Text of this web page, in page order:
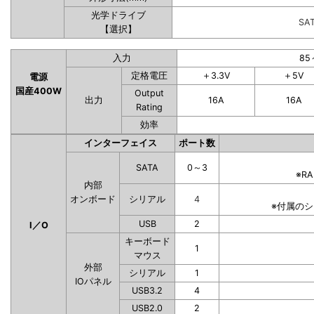
光学ドライブ
【選択】
電源
国産400W
入力 85
出力
定格電圧 ＋3.3V
＋5V
Output
Rating
16A 16A
効率
I／O
インターフェイス ポート数
内部
オンボード
SATA 0～3
シリアル 4
※付属の
USB
2
外部
IOパネル
キーボード
マウス
1
シリアル
1
USB3.2
4
USB2.0
2